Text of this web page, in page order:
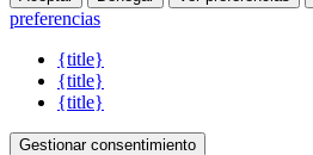
preferencias
{title}
{title}
{title}
Gestionar consentimiento